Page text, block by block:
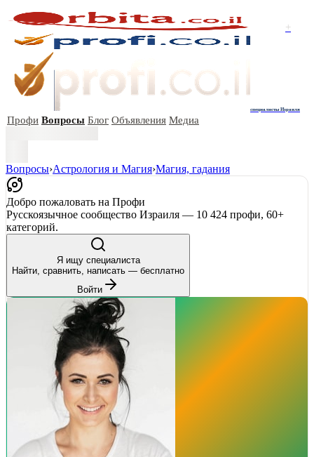
+
специалисты Израиля
Профи Вопросы Блог Объявления Медиа
Вопросы›Астрология и Магия›Магия, гадания
Добро пожаловать на Профи
Русскоязычное сообщество Израиля — 10 424 профи, 60+
категорий.
Я ищу специалиста
Найти, сравнить, написать — бесплатно
Войти